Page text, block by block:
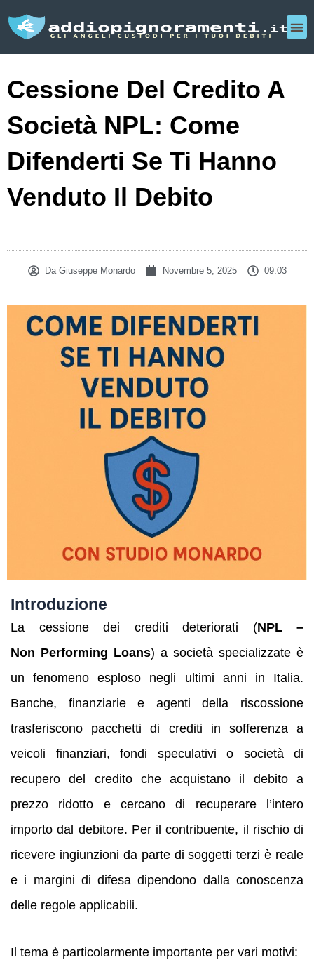
Cessione Del Credito A
Società NPL: Come
Difenderti Se Ti Hanno
Venduto Il Debito
DaGiuseppe Monardo Novembre 5, 2025 09:03
Introduzione
La cessione dei crediti deteriorati (NPL –
Non Performing Loans) a società specializzate è
un fenomeno esploso negli ultimi anni in Italia.
Banche, finanziarie e agenti della riscossione
trasferiscono pacchetti di crediti in sofferenza a
veicoli finanziari, fondi speculativi o società di
recupero del credito che acquistano il debito a
prezzo ridotto e cercano di recuperare l’intero
importo dal debitore. Per il contribuente, il rischio di
ricevere ingiunzioni da parte di soggetti terzi è reale
e i margini di difesa dipendono dalla conoscenza
delle regole applicabili.
Il tema è particolarmente importante per vari motivi: